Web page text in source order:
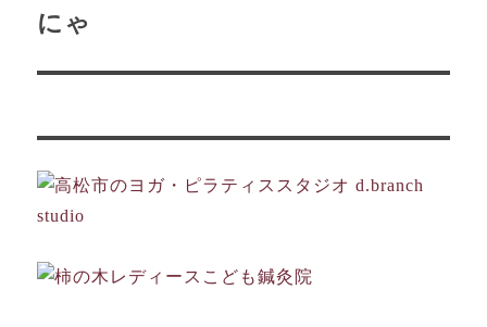
ゲ
ー
ン
次
投
にゃ